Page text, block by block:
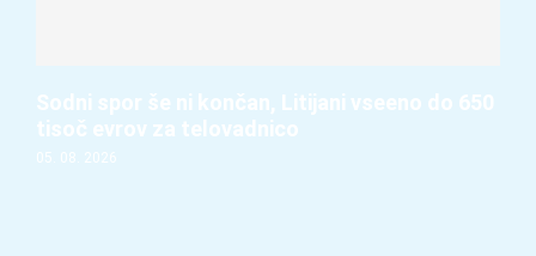
Sodni spor še ni končan, Litijani vseeno do 650
tisoč evrov za telovadnico
05. 08. 2026